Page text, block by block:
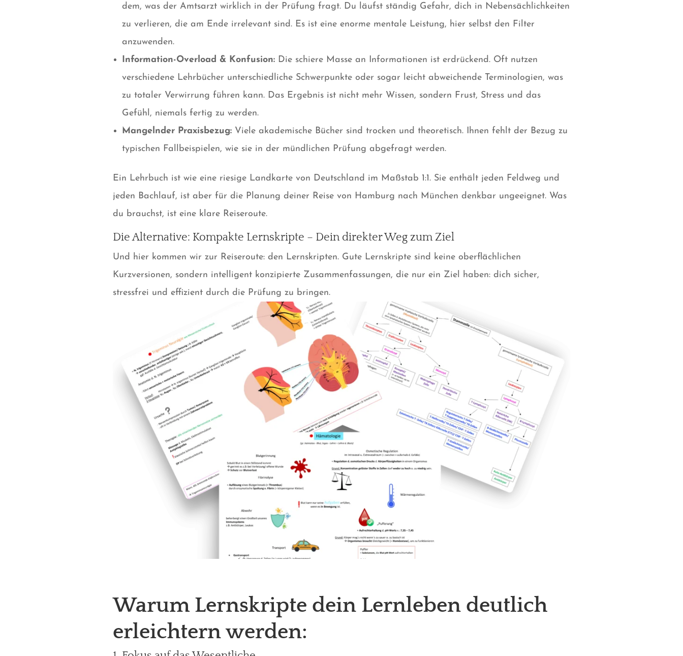
dem, was der Amtsarzt wirklich in der Prüfung fragt. Du läufst ständig Gefahr, dich in Nebensächlichkeiten
zu verlieren, die am Ende irrelevant sind. Es ist eine enorme mentale Leistung, hier selbst den Filter
anzuwenden.
Information-Overload & Konfusion: Die schiere Masse an Informationen ist erdrückend. Oft nutzen
verschiedene Lehrbücher unterschiedliche Schwerpunkte oder sogar leicht abweichende Terminologien, was
zu totaler Verwirrung führen kann. Das Ergebnis ist nicht mehr Wissen, sondern Frust, Stress und das
Gefühl, niemals fertig zu werden.
Mangelnder Praxisbezug: Viele akademische Bücher sind trocken und theoretisch. Ihnen fehlt der Bezug zu
typischen Fallbeispielen, wie sie in der mündlichen Prüfung abgefragt werden.
Ein Lehrbuch ist wie eine riesige Landkarte von Deutschland im Maßstab 1:1. Sie enthält jeden Feldweg und
jeden Bachlauf, ist aber für die Planung deiner Reise von Hamburg nach München denkbar ungeeignet. Was
du brauchst, ist eine klare Reiseroute.
Die Alternative: Kompakte Lernskripte – Dein direkter Weg zum Ziel
Und hier kommen wir zur Reiseroute: den Lernskripten. Gute Lernskripte sind keine oberflächlichen
Kurzversionen, sondern intelligent konzipierte Zusammenfassungen, die nur ein Ziel haben: dich sicher,
stressfrei und effizient durch die Prüfung zu bringen.
Warum Lernskripte dein Lernleben deutlich
erleichtern werden: